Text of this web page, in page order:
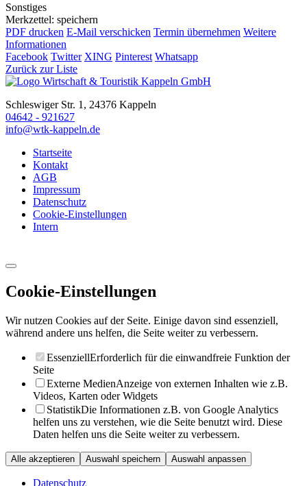
Sonstiges
Merkzettel: speichern
PDF drucken E-Mail verschicken Termin übernehmen Weitere
Informationen
Facebook Twitter XING Pinterest Whatsapp
Zurück zur Liste
Schleswiger Str. 1, 24376 Kappeln
04642 - 921627
info@wtk-kappeln.de
Startseite
Kontakt
AGB
Impressum
Datenschutz
Cookie-Einstellungen
Intern
Cookie-Einstellungen
Wir nutzen Cookies auf der Seite. Einige davon sind essenziell,
während andere uns helfen, die Seite weiter zu verbessern.
EssenziellErforderlich für die einwandfreie Funktion der
Seite
Externe MedienAnzeige von externen Inhalten wie z.B.
Videos, Karten oder Widgets
StatistikDie Informationen z.B. von Google Analytics
helfen uns zu verstehen, wie die Seite benutzt wird. Diese
Daten helfen uns die Seite weiter zu verbessern.
Alle akzeptieren Auswahl speichern Auswahl anpassen
Datenschutz